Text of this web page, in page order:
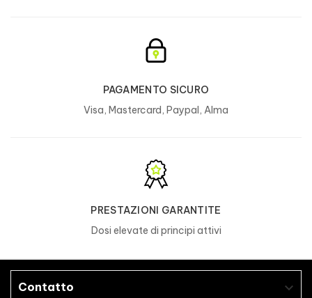
PAGAMENTO SICURO
Visa, Mastercard, Paypal, Alma
PRESTAZIONI GARANTITE
Dosi elevate di principi attivi
Contatto 